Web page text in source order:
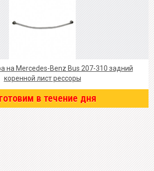
на Mercedes-Benz Bus 207-310 задний
коренной лист рессоры
в течение дня